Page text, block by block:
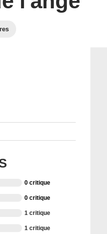
0 critique
0 critique
1 critique
1 critique